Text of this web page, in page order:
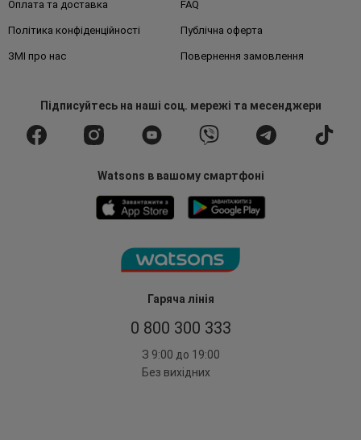
Гаряча лінія
0 800 300 333
З 9:00 до 19:00
Без вихідних
Оплата та доставка FAQ
Політика конфіденційності Публічна оферта
ЗМІ про нас Повернення замовлення
Підписуйтесьна наші соц. мережі та месенджери
Watsons в вашому смартфоні